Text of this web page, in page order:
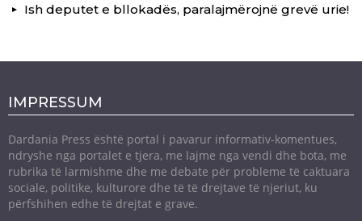
Ish deputet e bllokadës, paralajmërojnë grevë urie!
IMPRESSUM
Dardania Press është portal i pavarur informativ-komentues,
ndryshe nga portalet e tjera, me lajme nga vendi dhe bota, me
rubrika të larmishme dhe me debate për probleme të caktuara
sociale, politike, kulturore dhe të të drejtave të njeriut, ku
përfshihen edhe të drejtat e grave.